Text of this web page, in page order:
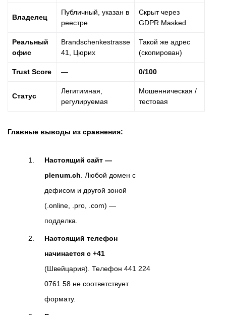
Владелец
Публичный, указан в
реестре
Скрыт через
GDPR Masked
Реальный
офис
Brandschenkestrasse
41, Цюрих
Такой же адрес
(скопирован)
Trust Score — 0/100
Статус
Легитимная,
регулируемая
Мошенническая /
тестовая
Главные выводы из сравнения:
Настоящий сайт —
plenum.ch . Любой домен с
дефисом и другой зоной
(.online, .pro, .com) —
подделка.
Настоящий телефон
начинается с +41
(Швейцария). Телефон 441 224
0761 58 не соответствует
формату.